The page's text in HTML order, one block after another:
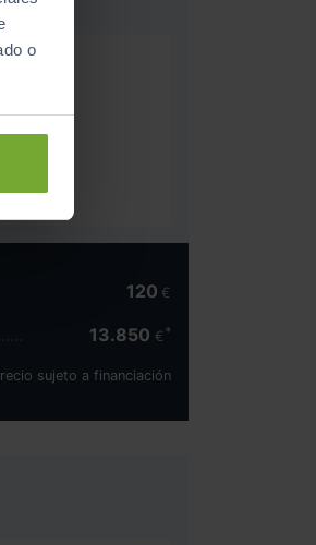
o
120 €
13.850 €
sujeto a financiación